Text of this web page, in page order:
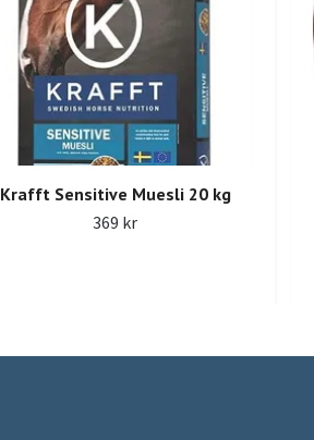
Krafft Sensitive Muesli 20 kg
369 kr